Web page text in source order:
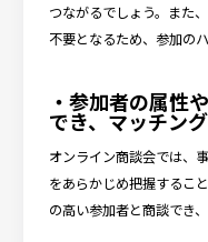
つながるでしょう。また
不要となるため、参加の
・参加者の属性
でき、マッチン
オンライン商談会では、
をあらかじめ把握するこ
の高い参加者と商談でき